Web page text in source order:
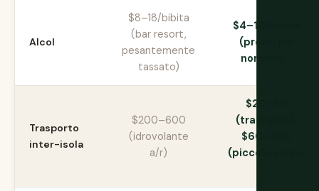
Alcol
$8–18/bibita
(bar resort,
pesantemente
tassato)
$4–10/bibita
(prezzi più
normali)
Trasporto
inter-isola
$200–600
(idrovolante
a/r)
$20–80
(traghetto),
$60–200
(piccolo aereo)